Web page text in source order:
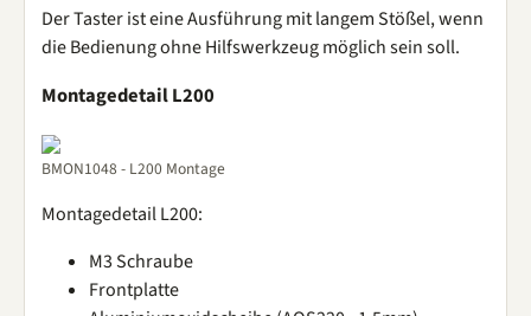
Der Taster ist eine Ausführung mit langem Stößel, wenn
die Bedienung ohne Hilfswerkzeug möglich sein soll.
Montagedetail L200
BMON1048 - L200 Montage
Montagedetail L200:
M3 Schraube
Frontplatte